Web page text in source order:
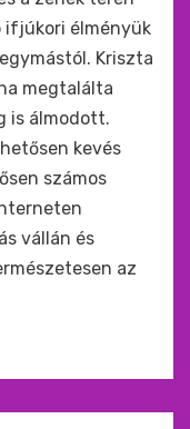
ifjúkori élményük
Kriszta
megtalálta
is álmodott.
kevés
számos
vállán és
az